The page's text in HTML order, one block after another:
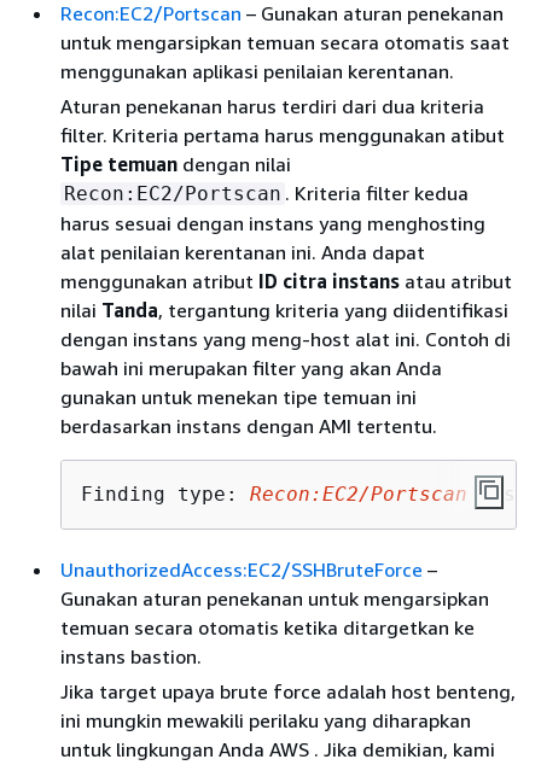
Recon:EC2/Portscan – Gunakan aturan penekanan
untuk mengarsipkan temuan secara otomatis saat
menggunakan aplikasi penilaian kerentanan.
Aturan penekanan harus terdiri dari dua kriteria
filter. Kriteria pertama harus menggunakan atibut
Tipe temuan dengan nilai
Recon:EC2/Portscan . Kriteria filter kedua
harus sesuai dengan instans yang menghosting
alat penilaian kerentanan ini. Anda dapat
menggunakan atribut ID citra instans atau atribut
nilai Tanda, tergantung kriteria yang diidentifikasi
dengan instans yang meng-host alat ini. Contoh di
bawah ini merupakan filter yang akan Anda
gunakan untuk menekan tipe temuan ini
berdasarkan instans dengan AMI tertentu.
Finding type: Recon:EC2/Portscan
UnauthorizedAccess:EC2/SSHBruteForce –
Gunakan aturan penekanan untuk mengarsipkan
temuan secara otomatis ketika ditargetkan ke
instans bastion.
Jika target upaya brute force adalah host benteng,
ini mungkin mewakili perilaku yang diharapkan
untuk lingkungan Anda AWS . Jika demikian, kami